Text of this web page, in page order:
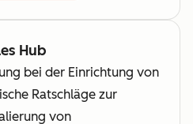
Hub
bei der Einrichtung von
Ratschläge zur
von